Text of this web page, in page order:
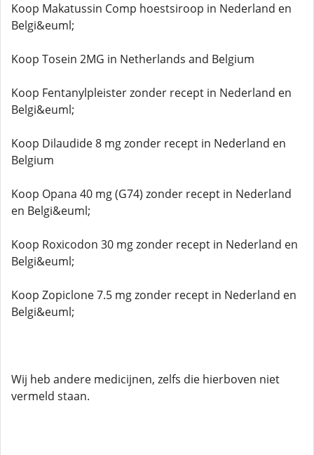
Koop Makatussin Comp hoestsiroop in Nederland en
Belgi&euml;
Koop Tosein 2MG in Netherlands and Belgium
Koop Fentanylpleister zonder recept in Nederland en
Belgi&euml;
Koop Dilaudide 8 mg zonder recept in Nederland en
Belgium
Koop Opana 40 mg (G74) zonder recept in Nederland
en Belgi&euml;
Koop Roxicodon 30 mg zonder recept in Nederland en
Belgi&euml;
Koop Zopiclone 7.5 mg zonder recept in Nederland en
Belgi&euml;
Wij heb andere medicijnen, zelfs die hierboven niet
vermeld staan.